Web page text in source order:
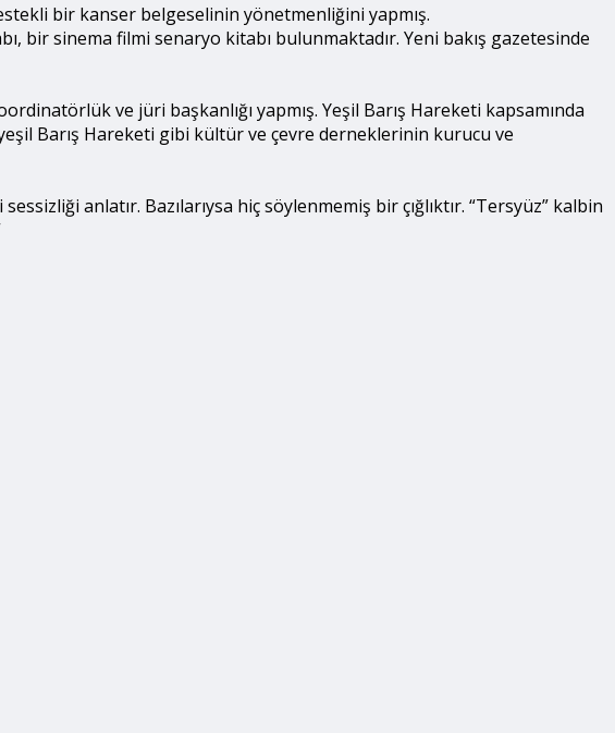
bir kanser belgeselinin yönetmenliğini yapmış.
bir sinema filmi senaryo kitabı bulunmaktadır. Yeni bakış gazetesinde
ve jüri başkanlığı yapmış. Yeşil Barış Hareketi kapsamında
Barış Hareketi gibi kültür ve çevre derneklerinin kurucu ve
anlatır. Bazılarıysa hiç söylenmemiş bir çığlıktır. “Tersyüz” kalbin